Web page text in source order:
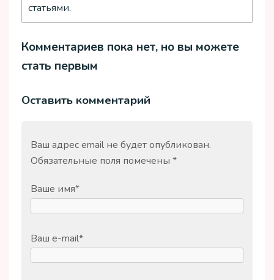
статьями.
Комментариев пока нет, но вы можете
стать первым
Оставить комментарий
Ваш адрес email не будет опубликован.
Обязательные поля помечены *
Ваше имя*
Ваш e-mail*